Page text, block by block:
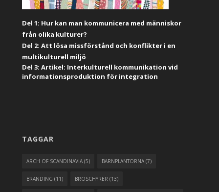
Del 1: Hur kan man kommunicera med människor
från olika kulturer?
Del 2: Att lösa missförstånd och konflikter i en
multikulturell miljö
Del 3: Artikel: Interkulturell kommunikation vid
informationsproduktion för integration
TAGGAR
ARCH OF SCANDINAVIA (5) BARNPLANTORNA (7)
BRANDING (11) BROSCHYRER (13)